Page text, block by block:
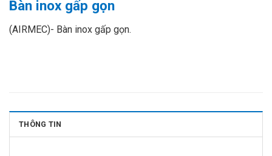
Bàn inox gấp gọn
(AIRMEC)- Bàn inox gấp gọn.
THÔNG TIN